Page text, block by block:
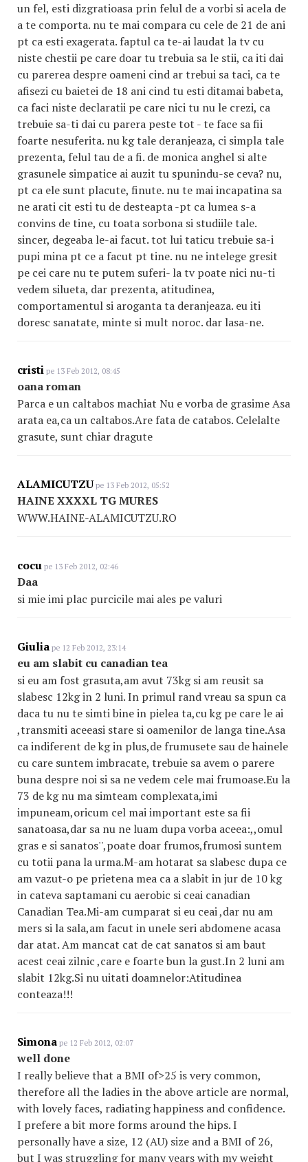
un fel, esti dizgratioasa prin felul de a vorbi si acela de
a te comporta. nu te mai compara cu cele de 21 de ani
pt ca esti exagerata. faptul ca te-ai laudat la tv cu
niste chestii pe care doar tu trebuia sa le stii, ca iti dai
cu parerea despre oameni cind ar trebui sa taci, ca te
afisezi cu baietei de 18 ani cind tu esti ditamai babeta,
ca faci niste declaratii pe care nici tu nu le crezi, ca
trebuie sa-ti dai cu parera peste tot - te face sa fii
foarte nesuferita. nu kg tale deranjeaza, ci simpla tale
prezenta, felul tau de a fi. de monica anghel si alte
grasunele simpatice ai auzit tu spunindu-se ceva? nu,
pt ca ele sunt placute, finute. nu te mai incapatina sa
ne arati cit esti tu de desteapta -pt ca lumea s-a
convins de tine, cu toata sorbona si studiile tale.
sincer, degeaba le-ai facut. tot lui taticu trebuie sa-i
pupi mina pt ce a facut pt tine. nu ne intelege gresit
pe cei care nu te putem suferi- la tv poate nici nu-ti
vedem silueta, dar prezenta, atitudinea,
comportamentul si aroganta ta deranjeaza. eu iti
doresc sanatate, minte si mult noroc. dar lasa-ne.
cristi pe 13 Feb 2012, 08:45
oana roman
Parca e un caltabos machiat Nu e vorba de grasime Asa
arata ea,ca un caltabos.Are fata de catabos. Celelalte
grasute, sunt chiar dragute
ALAMICUTZU pe 13 Feb 2012, 05:52
HAINE XXXXL TG MURES
WWW.HAINE-ALAMICUTZU.RO
cocu pe 13 Feb 2012, 02:46
Daa
si mie imi plac purcicile mai ales pe valuri
Giulia pe 12 Feb 2012, 23:14
eu am slabit cu canadian tea
si eu am fost grasuta,am avut 73kg si am reusit sa
slabesc 12kg in 2 luni. In primul rand vreau sa spun ca
daca tu nu te simti bine in pielea ta,cu kg pe care le ai
,transmiti aceeasi stare si oamenilor de langa tine.Asa
ca indiferent de kg in plus,de frumusete sau de hainele
cu care suntem imbracate, trebuie sa avem o parere
buna despre noi si sa ne vedem cele mai frumoase.Eu la
73 de kg nu ma simteam complexata,imi
impuneam,oricum cel mai important este sa fii
sanatoasa,dar sa nu ne luam dupa vorba aceea:,,omul
gras e si sanatos'',poate doar frumos,frumosi suntem
cu totii pana la urma.M-am hotarat sa slabesc dupa ce
am vazut-o pe prietena mea ca a slabit in jur de 10 kg
in cateva saptamani cu aerobic si ceai canadian
Canadian Tea.Mi-am cumparat si eu ceai ,dar nu am
mers si la sala,am facut in unele seri abdomene acasa
dar atat. Am mancat cat de cat sanatos si am baut
acest ceai zilnic ,care e foarte bun la gust.In 2 luni am
slabit 12kg.Si nu uitati doamnelor:Atitudinea
conteaza!!!
Simona pe 12 Feb 2012, 02:07
well done
I really believe that a BMI of>25 is very common,
therefore all the ladies in the above article are normal,
with lovely faces, radiating happiness and confidence.
I prefere a bit more forms around the hips. I
personally have a size, 12 (AU) size and a BMI of 26,
but I was struggling for many years with my weight